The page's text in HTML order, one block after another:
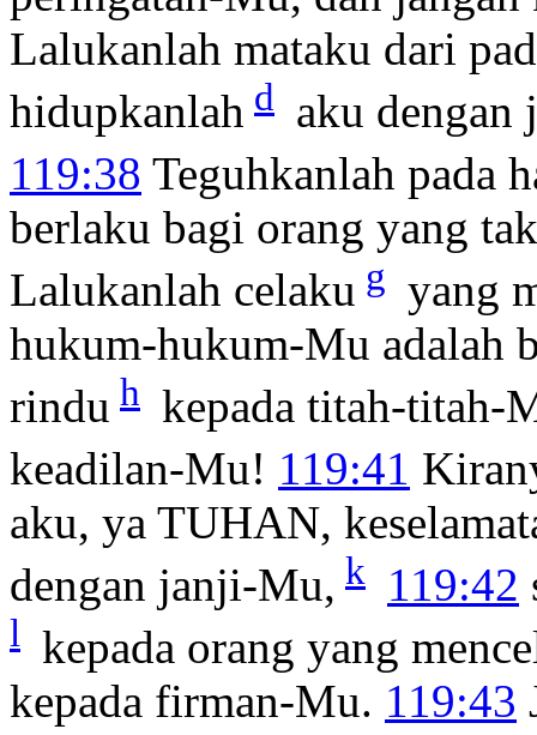
Lalukanlah mataku dari
hidupkanlah d aku
119:38 Teguhkanlah pada
berlaku bagi orang yang
Lalukanlah celaku g yang
hukum-hukum-Mu adalah
rindu h kepada titah-titah-
keadilan-Mu! 119:41
aku, ya TUHAN,
dengan janji-Mu, k 119:42
l kepada orang yang
kepada firman-Mu. 119:43